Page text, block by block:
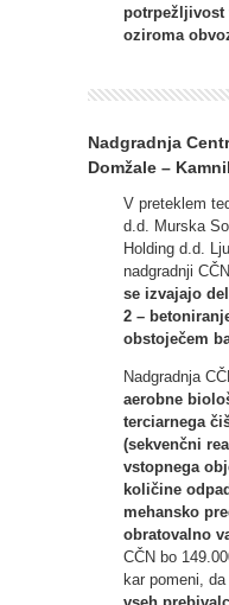
potrpežljivost
oziroma
Nadgradnja
Domžale –
V preteklem
d.d. Murska
Holding d.d.
nadgradnji
se izvajajo
2 –
obstoječem
Nadgradnja
aerobne
terciarnega
(sekvenčni
vstopnega
količine
mehansko
obratovalno
CČN bo
kar pomeni, da